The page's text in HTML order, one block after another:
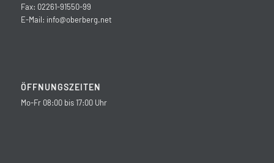
Fax: 02261-91550-99
E-Mail: info@oberberg.net
ÖFFNUNGSZEITEN
Mo-Fr 08:00 bis 17:00 Uhr